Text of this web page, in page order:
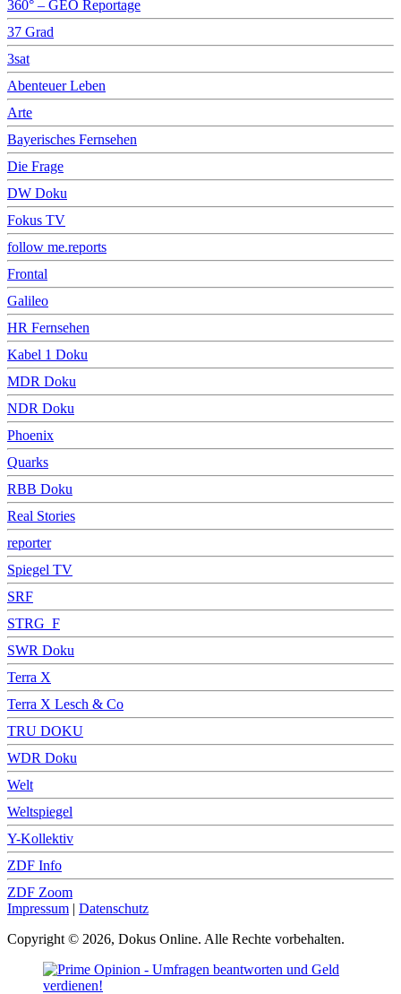
360° – GEO Reportage
37 Grad
3sat
Abenteuer Leben
Arte
Bayerisches Fernsehen
Die Frage
DW Doku
Fokus TV
follow me.reports
Frontal
Galileo
HR Fernsehen
Kabel 1 Doku
MDR Doku
NDR Doku
Phoenix
Quarks
RBB Doku
Real Stories
reporter
Spiegel TV
SRF
STRG_F
SWR Doku
Terra X
Terra X Lesch & Co
TRU DOKU
WDR Doku
Welt
Weltspiegel
Y-Kollektiv
ZDF Info
ZDF Zoom
Impressum | Datenschutz
Copyright © 2026, Dokus Online. Alle Rechte vorbehalten.